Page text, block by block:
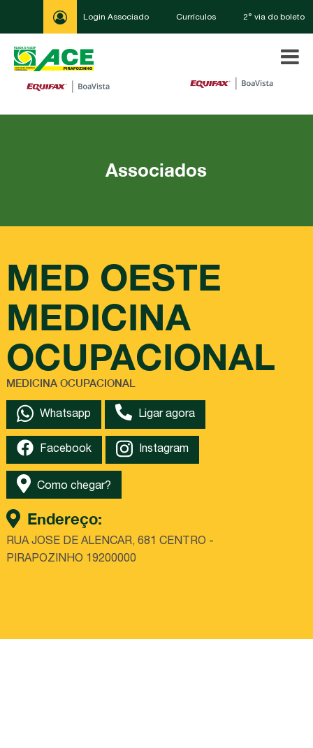
Login Associado Currículos 2° via do boleto
Associados
MED OESTE
MEDICINA
OCUPACIONAL
MEDICINA OCUPACIONAL
Whatsapp Ligar agora
Facebook Instagram
Como chegar?
Endereço:
RUA JOSE DE ALENCAR, 681 CENTRO -
PIRAPOZINHO 19200000